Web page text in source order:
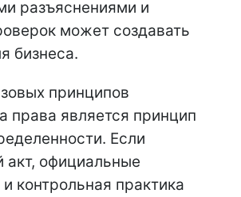
разъяснениями и
может создавать
бизнеса.
принципов
права является принцип
Если
акт, официальные
контрольная практика